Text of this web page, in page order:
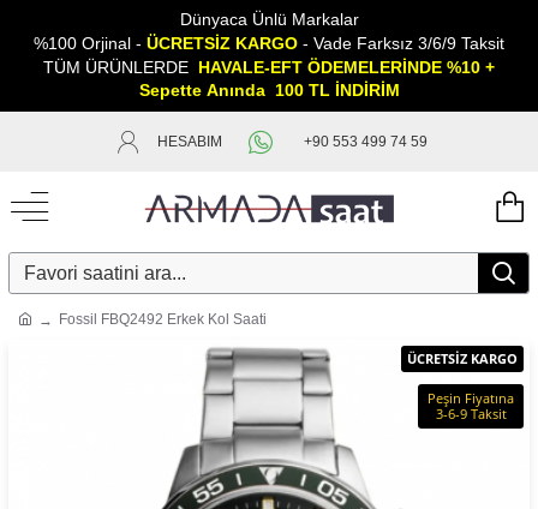
Dünyaca Ünlü Markalar
%100 Orjinal - ÜCRETSİZ KARGO - Vade Farksız 3/6/9 Taksit
TÜM ÜRÜNLERDE HAVALE-EFT ÖDEMELERİNDE %10 +
Sepette Anında 100 TL İNDİRİM
HESABIM +90 553 499 74 59
Fossil FBQ2492 Erkek Kol Saati
ÜCRETSİZ KARGO
Peşin Fiyatına
3-6-9 Taksit